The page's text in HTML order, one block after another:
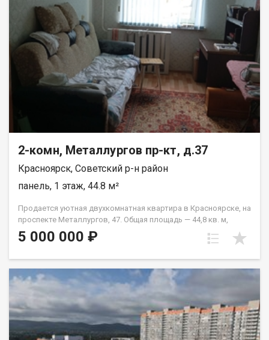
2-комн, Металлургов пр-кт, д.37
Красноярск, Советский р-н район
панель, 1 этаж, 44.8 м²
Продается уютная двухкомнатная квартира в Красноярске, на
проспекте Металлургов, 47. Общая площадь — 44,8 кв. м,
жилая площадь — 28 кв. м, кухня — 6 кв. м. Квартира
расположена на первом этаже пятиэтажного панельного
вам тишину и спокойствие. Квартира в аккуратном жилом
состоянии, что дает вам возможность создать интерьер по
своему вкусу и воплотить любые дизайнерские идеи.
Совмещенный санузел, который можно оборудовать по
своему усмотрению. В шаговой доступности находятся все
необходимые объекты инфраструктуры: школы, детские
5 000 000 ₽